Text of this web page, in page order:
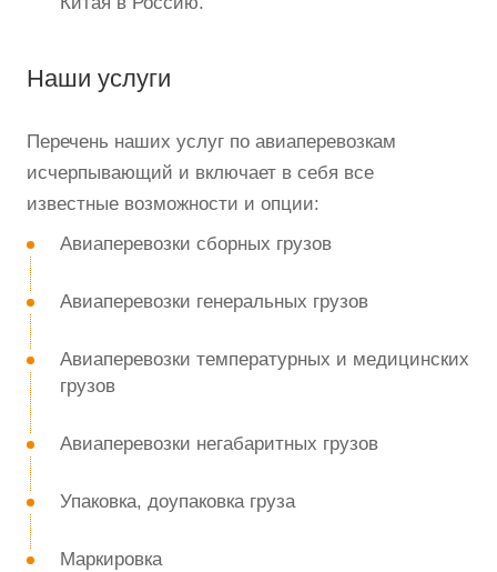
Наши услуги
Перечень наших услуг по авиаперевозкам
исчерпывающий и включает в себя все
известные возможности и опции:
Авиаперевозки сборных грузов
Авиаперевозки генеральных грузов
Авиаперевозки температурных и медицинских
грузов
Авиаперевозки негабаритных грузов
Упаковка, доупаковка груза
Маркировка